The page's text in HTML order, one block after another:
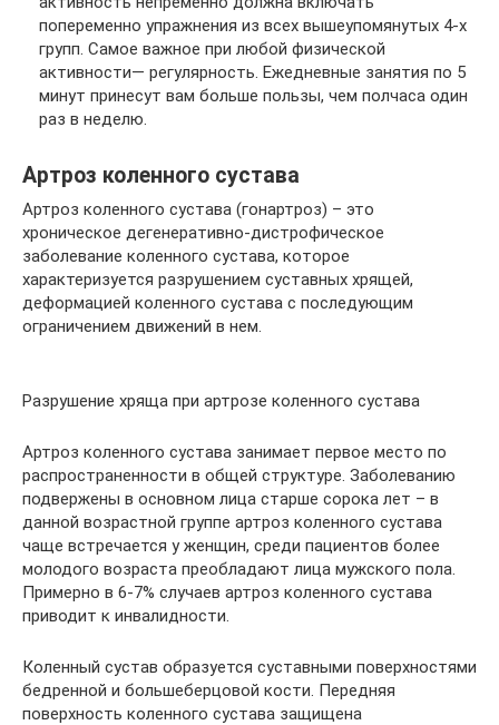
попеременно упражнения из всех вышеупомянутых 4-х
групп. Самое важное при любой физической
активности— регулярность. Ежедневные занятия по 5
минут принесут вам больше пользы, чем полчаса один
раз в неделю.
Артроз коленного сустава
Артроз коленного сустава (гонартроз) – это
хроническое дегенеративно-дистрофическое
заболевание коленного сустава, которое
характеризуется разрушением суставных хрящей,
деформацией коленного сустава с последующим
ограничением движений в нем.
Разрушение хряща при артрозе коленного сустава
Артроз коленного сустава занимает первое место по
распространенности в общей структуре. Заболеванию
подвержены в основном лица старше сорока лет – в
данной возрастной группе артроз коленного сустава
чаще встречается у женщин, среди пациентов более
молодого возраста преобладают лица мужского пола.
Примерно в 6-7% случаев артроз коленного сустава
приводит к инвалидности.
Коленный сустав образуется суставными поверхностями
бедренной и большеберцовой кости. Передняя
поверхность коленного сустава защищена